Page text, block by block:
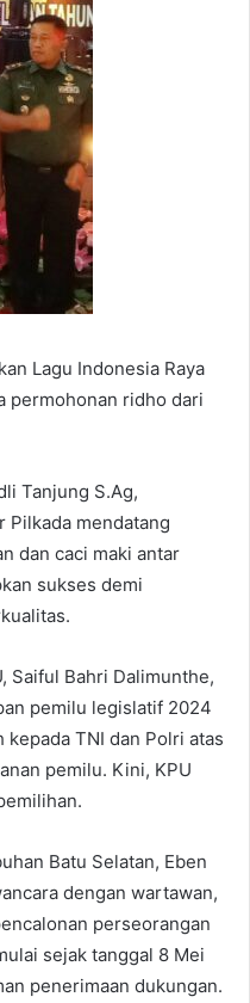
Lagu Indonesia Raya
permohonan ridho dari
Tanjung S.Ag,
Pilkada mendatang
dan caci maki antar
sukses demi
Saiful Bahri Dalimunthe,
pemilu legislatif 2024
TNI dan Polri atas
pemilu. Kini, KPU
Batu Selatan, Eben
dengan wartawan,
perseorangan
sejak tanggal 8 Mei
penerimaan dukungan.